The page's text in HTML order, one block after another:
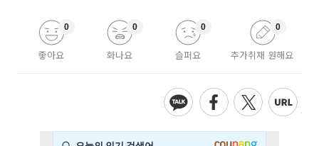
좋아요
0
화나요
0
슬퍼요
0
추가취재 원해요
0